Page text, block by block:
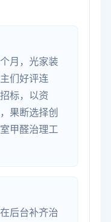
月，光家装
们好评连
标，以资
果断选择创
甲醛治理工
后台补齐治